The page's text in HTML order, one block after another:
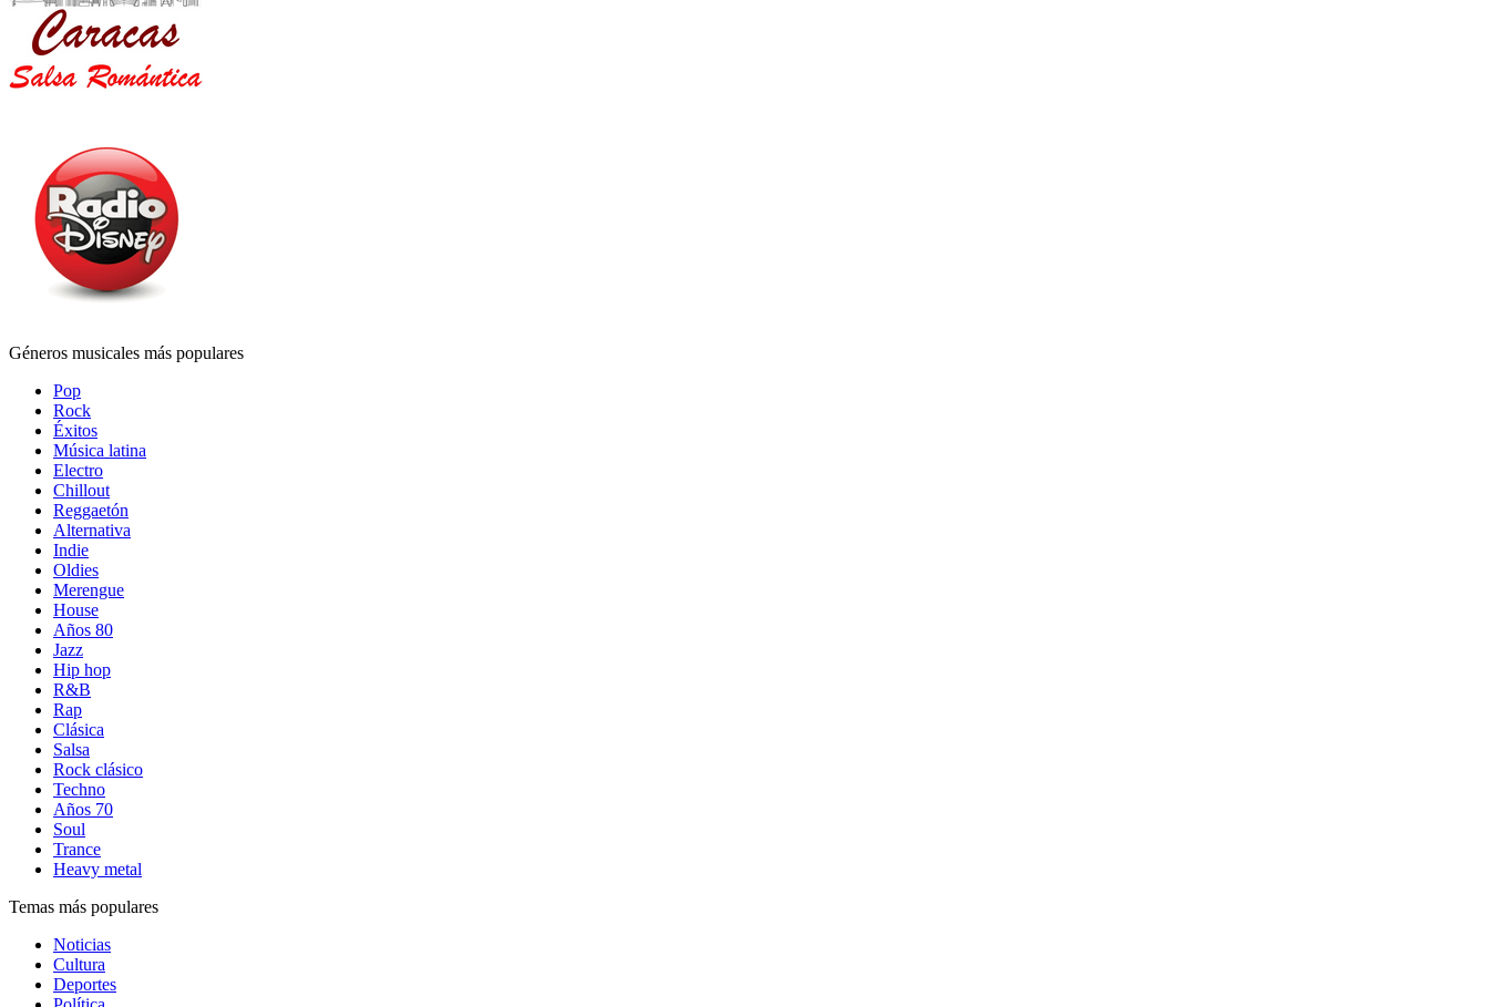
Géneros musicales más populares
Pop
Rock
Éxitos
Música latina
Electro
Chillout
Reggaetón
Alternativa
Indie
Oldies
Merengue
House
Años 80
Jazz
Hip hop
R&B
Rap
Clásica
Salsa
Rock clásico
Techno
Años 70
Soul
Trance
Heavy metal
Temas más populares
Noticias
Cultura
Deportes